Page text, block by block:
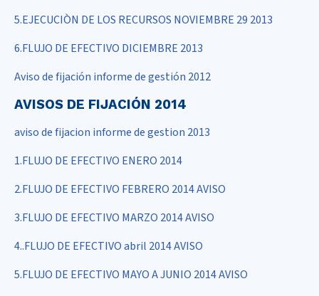
5.EJECUCIÒN DE LOS RECURSOS NOVIEMBRE 29 2013
6.FLUJO DE EFECTIVO DICIEMBRE 2013
Aviso de fijación informe de gestión 2012
AVISOS DE FIJACIÓN 2014
aviso de fijacion informe de gestion 2013
1.FLUJO DE EFECTIVO ENERO 2014
2.FLUJO DE EFECTIVO FEBRERO 2014 AVISO
3.FLUJO DE EFECTIVO MARZO 2014 AVISO
4..FLUJO DE EFECTIVO abril 2014 AVISO
5.FLUJO DE EFECTIVO MAYO A JUNIO 2014 AVISO